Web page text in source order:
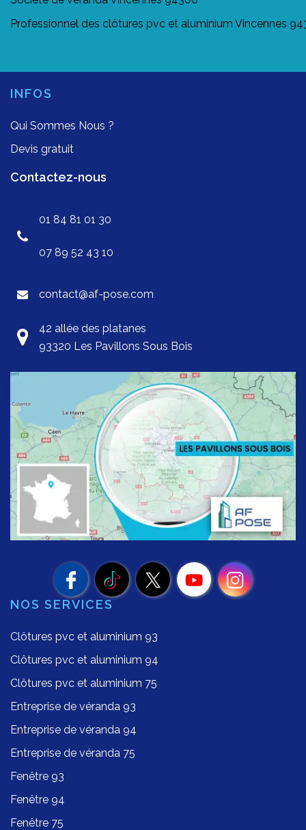
Professionnel des clôtures pvc et aluminium Vincennes
INFOS
Qui Sommes Nous ?
Devis gratuit
Contactez-nous
01 84 81 01 30
07 89 52 43 10
contact@af-pose.com
42 allée des platanes
93320 Les Pavillons Sous Bois
NOS SERVICES
Clôtures pvc et aluminium 93
Clôtures pvc et aluminium 94
Clôtures pvc et aluminium 75
Entreprise de véranda 93
Entreprise de véranda 94
Entreprise de véranda 75
Fenêtre 93
Fenêtre 94
Fenêtre 75